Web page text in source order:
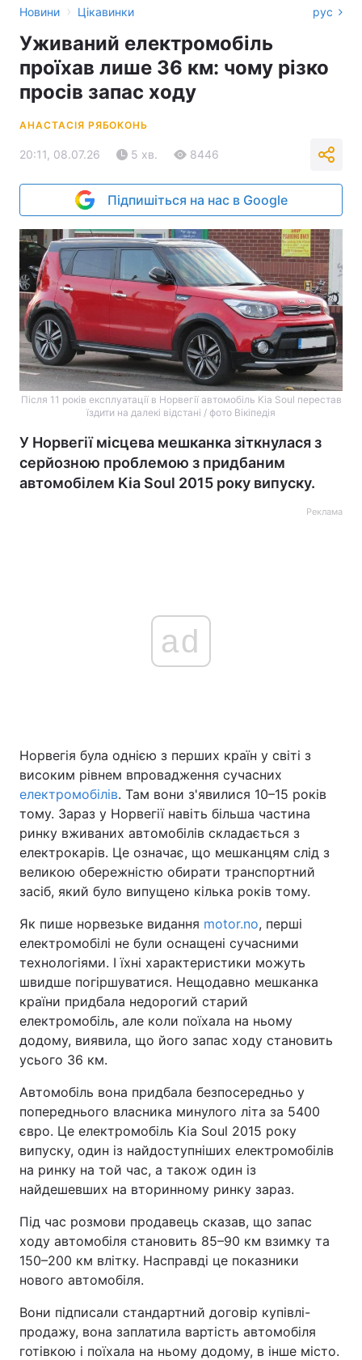
Новини › Цікавинки рус
Уживаний електромобіль
проїхав лише 36 км: чому різко
просів запас ходу
АНАСТАСІЯ РЯБОКОНЬ
20:11, 08.07.26 5 хв. 8446
Підпишіться на нас в Google
Після 11 років експлуатації в Норвегії автомобіль Kia Soul перестав
їздити на далекі відстані / фото Вікіпедія
У Норвегії місцева мешканка зіткнулася з
серйозною проблемою з придбаним
автомобілем Kia Soul 2015 року випуску.
Реклама
ad
Норвегія була однією з перших країн у світі з
високим рівнем впровадження сучасних
електромобілів. Там вони з'явилися 10–15 років
тому. Зараз у Норвегії навіть більша частина
ринку вживаних автомобілів складається з
електрокарів. Це означає, що мешканцям слід з
великою обережністю обирати транспортний
засіб, який було випущено кілька років тому.
Як пише норвезьке видання motor.no, перші
електромобілі не були оснащені сучасними
технологіями. І їхні характеристики можуть
швидше погіршуватися. Нещодавно мешканка
країни придбала недорогий старий
електромобіль, але коли поїхала на ньому
додому, виявила, що його запас ходу становить
усього 36 км.
Автомобіль вона придбала безпосередньо у
попереднього власника минулого літа за 5400
євро. Це електромобіль Kia Soul 2015 року
випуску, один із найдоступніших електромобілів
на ринку на той час, а також один із
найдешевших на вторинному ринку зараз.
Під час розмови продавець сказав, що запас
ходу автомобіля становить 85–90 км взимку та
150–200 км влітку. Насправді це показники
нового автомобіля.
Вони підписали стандартний договір купівлі-
продажу, вона заплатила вартість автомобіля
готівкою і поїхала на ньому додому, в інше місто.